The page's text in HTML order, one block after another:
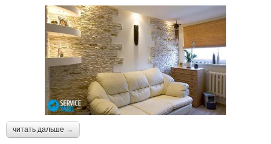
читать дальше →